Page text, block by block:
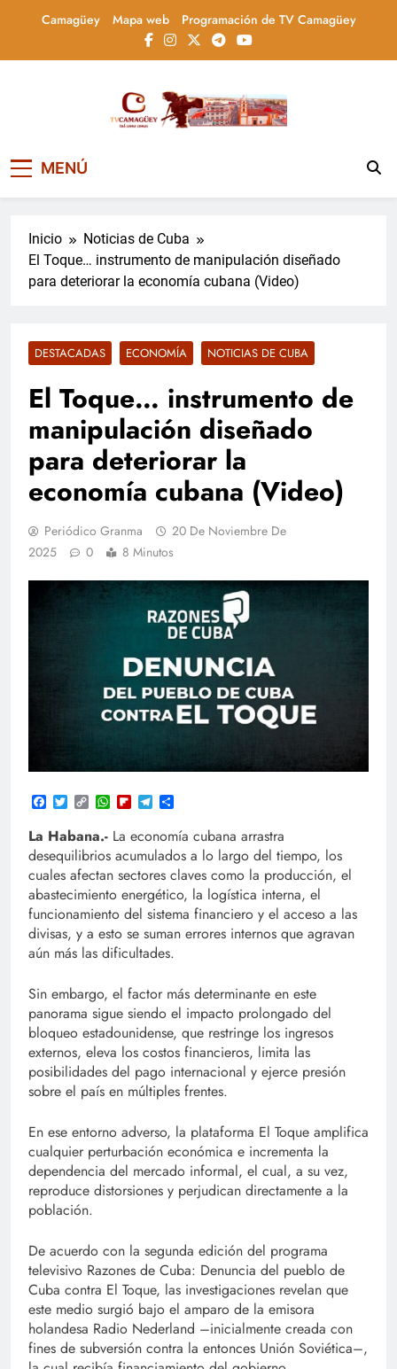
Camagüey Mapa web Programación de TV Camagüey
Televisión Camagüey,
Cuba
informa, educa y entretiene con contenidos
la actualidad nacional
MENÚ
Inicio
Noticias de Cuba
El Toque… instrumento de manipulación diseñado
para deteriorar la economía cubana (Video)
DESTACADAS ECONOMÍA NOTICIAS DE CUBA
El Toque… instrumento de
manipulación diseñado
para deteriorar la
economía cubana (Video)
Periódico Granma
20 De Noviembre De
2025
0 8 Minutos
Facebook
TwitterCopy
Link
WhatsApp
FlipboardTelegram
La Habana.- La economía cubana arrastra
desequilibrios acumulados a lo largo del tiempo, los
cuales afectan sectores claves como la producción, el
abastecimiento energético, la logística interna, el
funcionamiento del sistema financiero y el acceso a las
divisas, y a esto se suman errores internos que agravan
aún más las dificultades.
Sin embargo, el factor más determinante en este
panorama sigue siendo el impacto prolongado del
bloqueo estadounidense, que restringe los ingresos
externos, eleva los costos financieros, limita las
posibilidades del pago internacional y ejerce presión
sobre el país en múltiples frentes.
En ese entorno adverso, la plataforma El Toque amplifica
cualquier perturbación económica e incrementa la
dependencia del mercado informal, el cual, a su vez,
reproduce distorsiones y perjudican directamente a la
población.
De acuerdo con la segunda edición del programa
televisivo Razones de Cuba: Denuncia del pueblo de
Cuba contra El Toque, las investigaciones revelan que
este medio surgió bajo el amparo de la emisora
holandesa Radio Nederland –inicialmente creada con
fines de subversión contra la entonces Unión Soviética–,